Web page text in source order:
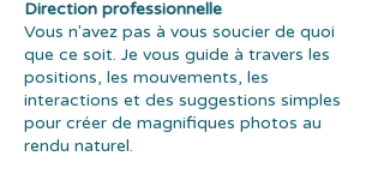
Direction professionnelle
Vous n'avez pas à vous soucier de quoi
que ce soit. Je vous guide à travers les
positions, les mouvements, les
interactions et des suggestions simples
pour créer de magnifiques photos au
rendu naturel.